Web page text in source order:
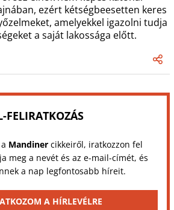
ezért kétségbeesetten keres
amelyekkel igazolni tudja
a saját lakossága előtt.
FELIRATKOZÁS
Mandinercikkeiről, iratkozzon fel
meg a nevét és az e-mail-címét, és
a nap legfontosabb híreit.
A HÍRLEVÉLRE